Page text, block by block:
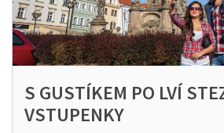
S GUSTÍKEM PO LVÍ
VSTUPENKY